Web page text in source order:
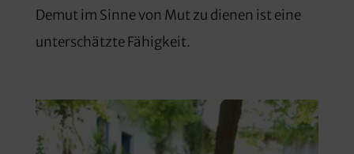
Demut im Sinne von Mut zu dienen ist eine
unterschätzte Fähigkeit.